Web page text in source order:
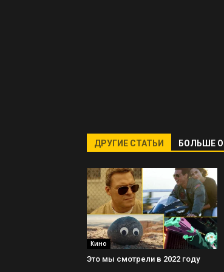
ДРУГИЕ СТАТЬИ БОЛЬШЕ
Кино
Это мы смотрели в 2022 году